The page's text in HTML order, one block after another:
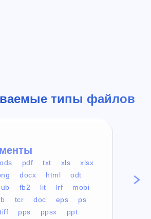
типы файлов
ods pdf txt xls
xlsx
docx html
odt
fb2 lit lrf
mobi
tcr doc eps
ps
tiff pps ppsx
ppt
mp4